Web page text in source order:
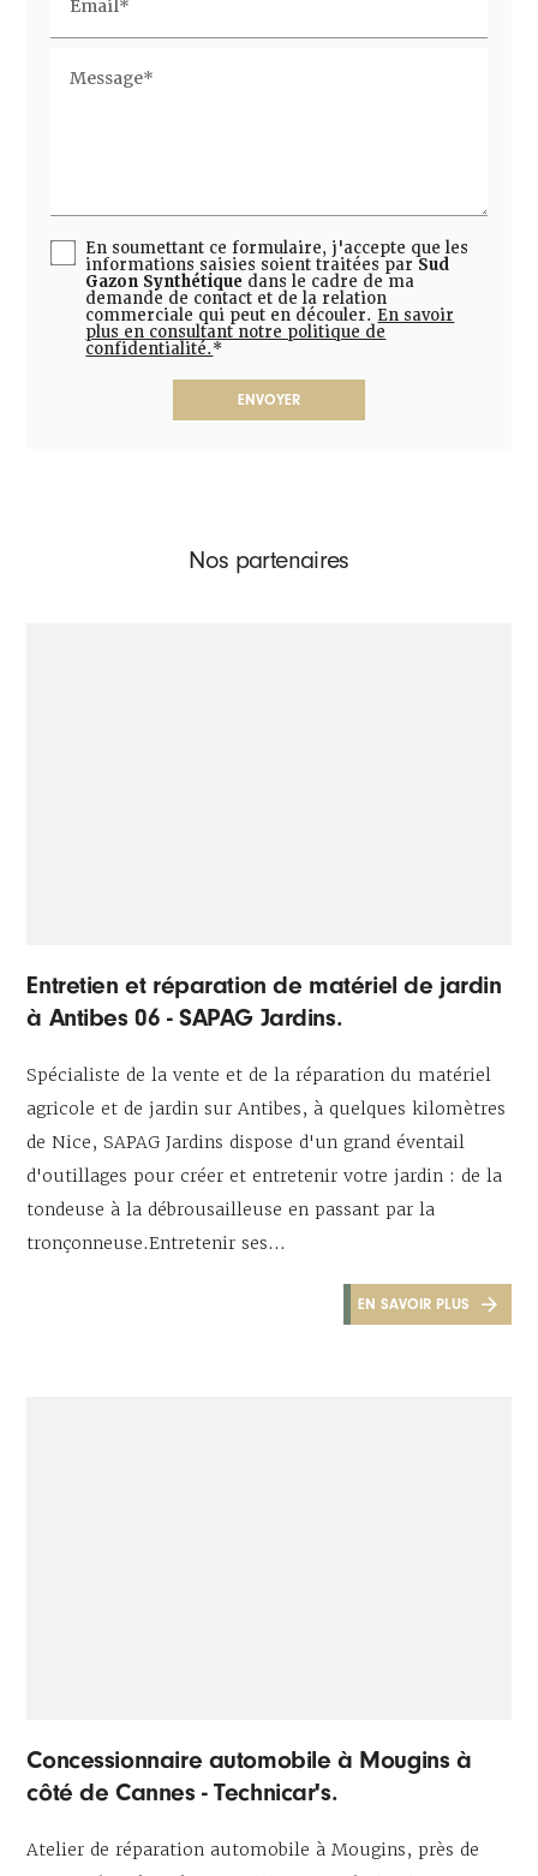
Email*
Message*
En soumettant ce formulaire, j'accepte que les
informations saisies soient traitées par Sud
Gazon Synthétique dans le cadre de ma
demande de contact et de la relation
commerciale qui peut en découler. En savoir
plus en consultant notre politique de
confidentialité.*
Nos partenaires
Entretien et réparation de matériel de jardin
à Antibes 06 - SAPAG Jardins.
Spécialiste de la vente et de la réparation du matériel
agricole et de jardin sur Antibes, à quelques kilomètres
de Nice, SAPAG Jardins dispose d'un grand éventail
d'outillages pour créer et entretenir votre jardin : de la
tondeuse à la débrousailleuse en passant par la
tronçonneuse.Entretenir ses...
EN SAVOIR PLUS
Concessionnaire automobile à Mougins à
côté de Cannes - Technicar's.
Atelier de réparation automobile à Mougins, près de